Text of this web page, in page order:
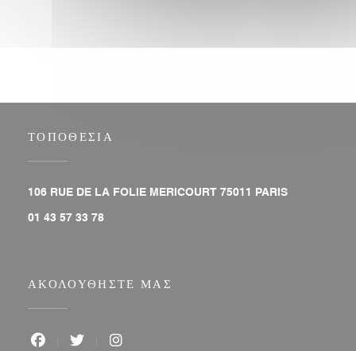
ΤΟΠΟΘΕΣΊΑ
106 RUE DE LA FOLIE MERICOURT 75011 PARIS((ανοίγει σε
01 43 57 33 78
ΑΚΟΛΟΥΘΉΣΤΕ ΜΑΣ